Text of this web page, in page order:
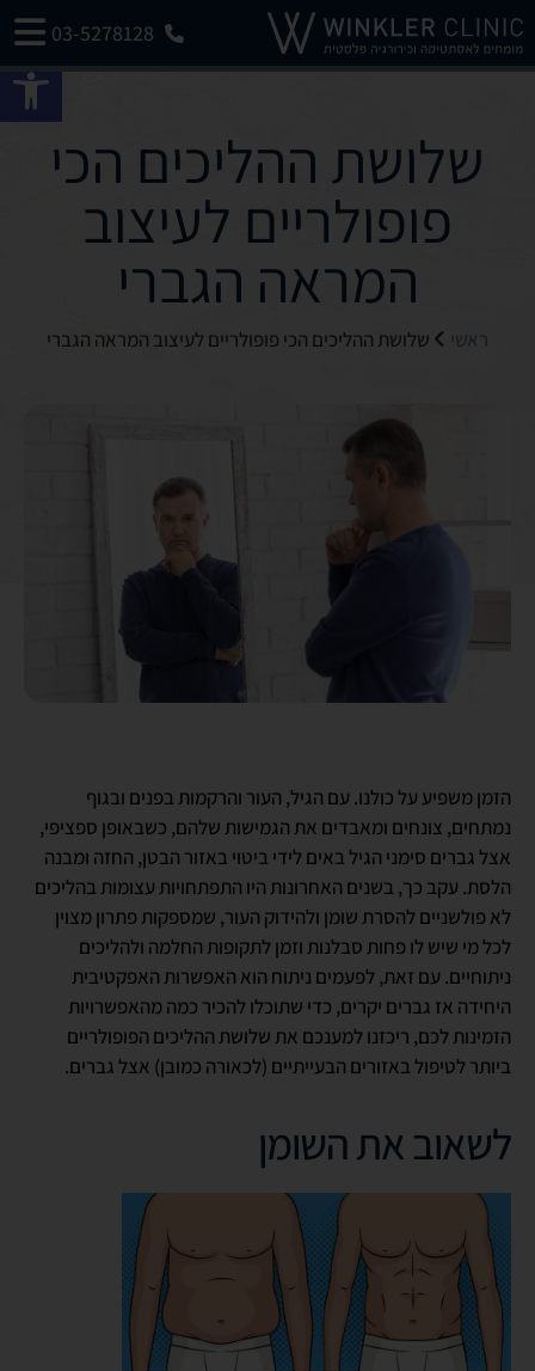
03-5278128
שלושת ההליכים הכי
פופולריים לעיצוב
המראה הגברי
ראשי שלושת ההליכים הכי פופולריים לעיצוב המראה הגברי
הזמן משפיע על כולנו. עם הגיל, העור והרקמות בפנים ובגוף
נמתחים, צונחים ומאבדים את הגמישות שלהם, כשבאופן ספציפי,
אצל גברים סימני הגיל באים לידי ביטוי באזור הבטן, החזה ומבנה
הלסת. עקב כך, בשנים האחרונות היו התפתחויות עצומות בהליכים
לא פולשניים להסרת שומן ולהידוק העור, שמספקות פתרון מצוין
לכל מי שיש לו פחות סבלנות וזמן לתקופות החלמה ולהליכים
ניתוחיים. עם זאת, לפעמים ניתוח הוא האפשרות האפקטיבית
היחידה אז גברים יקרים, כדי שתוכלו להכיר כמה מהאפשרויות
הזמינות לכם, ריכזנו למענכם את שלושת ההליכים הפופולריים
ביותר לטיפול באזורים הבעייתיים (לכאורה כמובן) אצל גברים.
לשאוב את השומן